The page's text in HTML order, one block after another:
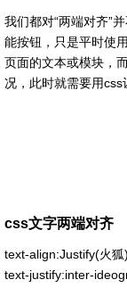
我们都对“两端对齐”
能按钮，只是平时使
页面的文本或模块，
况，此时就需要用
css文字两端对齐
text-align:Justify(火狐
text-justify:inter-